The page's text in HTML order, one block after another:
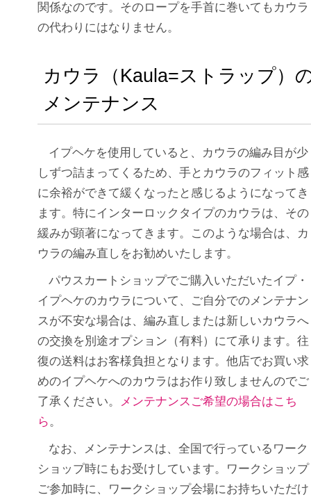
関係なのです。そのロープを手首に巻いてもカウラ
の代わりにはなりません。
カウラ（Kaula=ストラップ）
メンテナンス
イプヘケを使用していると、カウラの編み目が少
しずつ詰まってくるため、手とカウラのフィット感
に余裕ができて緩くなったと感じるようになってき
ます。特にインターロックタイプのカウラは、その
緩みが顕著になってきます。このような場合は、カ
ウラの編み直しをお勧めいたします。
パウスカートショップでご購入いただいたイプ・
イプヘケのカウラについて、ご自分でのメンテナン
スが不安な場合は、編み直しまたは新しいカウラへ
の交換を別途オプション（有料）にて承ります。往
復の送料はお客様負担となります。他店でお買い求
めのイプヘケへのカウラはお作り致しませんのでご
了承ください。
メンテナンスご希望の場合はこち
ら。
なお、メンテナンスは、全国で行っているワーク
ショップ時にもお受けしています。ワークショップ
ご参加時に、ワークショップ会場にお持ちいただけ